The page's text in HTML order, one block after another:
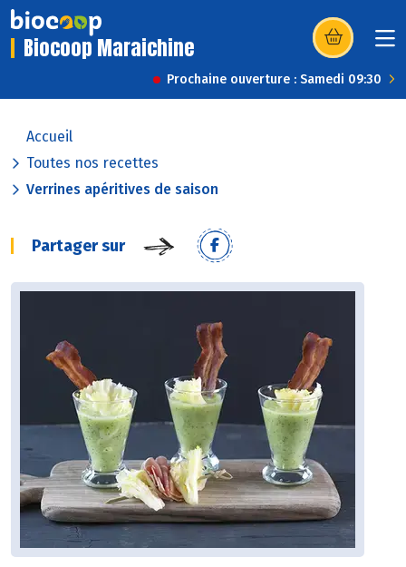
Biocoop Maraichine (s’ouvre dans
Prochaine ouverture : Samedi 09:30
Accueil
Toutes nos recettes
Verrines apéritives de saison
Partager sur